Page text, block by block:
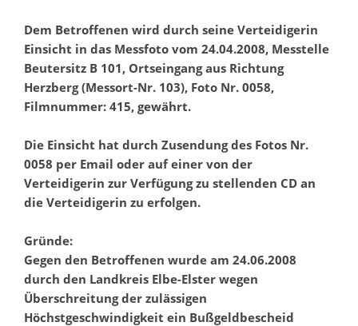
Dem Betroffenen wird durch seine Verteidigerin
Einsicht in das Messfoto vom 24.04.2008, Messtelle
Beutersitz B 101, Ortseingang aus Richtung
Herzberg (Messort-Nr. 103), Foto Nr. 0058,
Filmnummer: 415, gewährt.
Die Einsicht hat durch Zusendung des Fotos Nr.
0058 per Email oder auf einer von der
Verteidigerin zur Verfügung zu stellenden CD an
die Verteidigerin zu erfolgen.
Gründe:
Gegen den Betroffenen wurde am 24.06.2008
durch den Landkreis Elbe-Elster wegen
Überschreitung der zulässigen
Höchstgeschwindigkeit ein Bußgeldbescheid